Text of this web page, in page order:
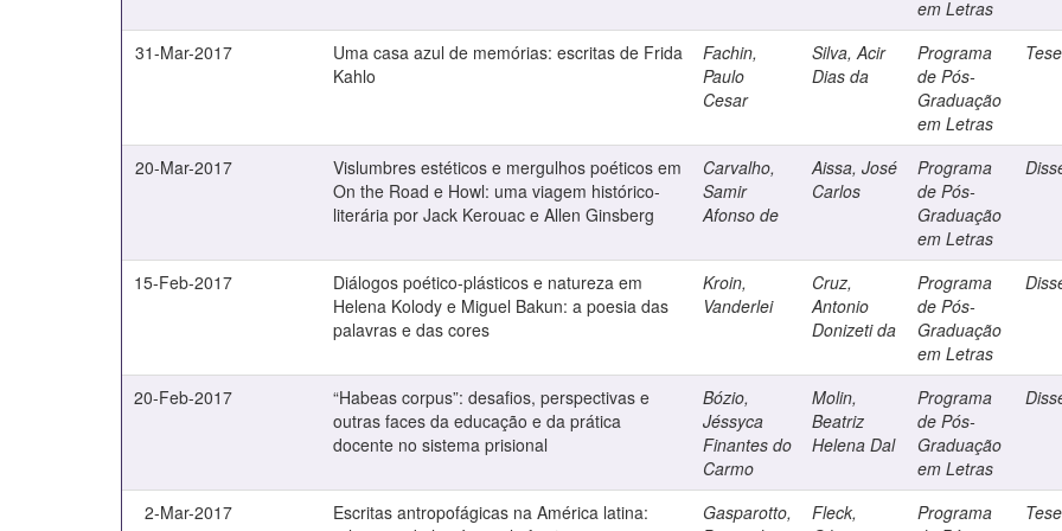
em Letras
31-Mar-2017
Uma casa azul de memórias: escritas de Frida
Kahlo
Fachin,
Paulo
Cesar
Silva, Acir
Dias da
Programa
de Pós-
Graduação
em Letras
Tese
20-Mar-2017
Vislumbres estéticos e mergulhos poéticos em
On the Road e Howl: uma viagem histórico-
literária por Jack Kerouac e Allen Ginsberg
Carvalho,
Samir
Afonso de
Aissa, José
Carlos
Programa
de Pós-
Graduação
em Letras
15-Feb-2017
Diálogos poético-plásticos e natureza em
Helena Kolody e Miguel Bakun: a poesia das
palavras e das cores
Kroin,
Vanderlei
Cruz,
Antonio
Donizeti da
Programa
de Pós-
Graduação
em Letras
20-Feb-2017
“Habeas corpus”: desafios, perspectivas e
outras faces da educação e da prática
docente no sistema prisional
Bózio,
Jéssyca
Finantes do
Carmo
Molin,
Beatriz
Helena Dal
Programa
de Pós-
Graduação
em Letras
2-Mar-2017
Escritas antropofágicas na América latina:
Gasparotto,
Fleck,
Programa
Tese